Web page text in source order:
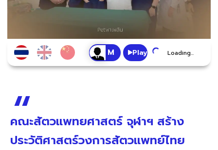
Play Loading...
คณะสัตวแพทยศาสตร์ จุฬาฯ สร้าง
ประวัติศาสตร์วงการสัตวแพทย์ไทย